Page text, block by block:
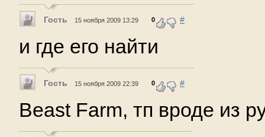
Гость 15 ноября 2009 13:29 0 #
и где его найти
Гость 15 ноября 2009 22:39 0 #
Beast Farm, тп вроде из